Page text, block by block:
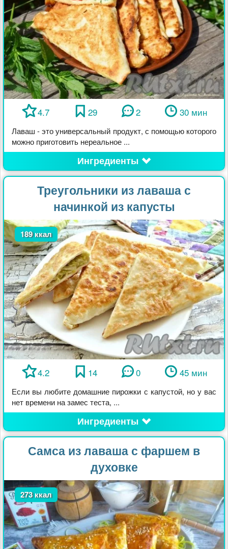
4.7 29 2 30 мин
Лаваш - это универсальный продукт, с помощью которого
можно приготовить нереальное ...
Ингредиенты
Треугольники из лаваша с
начинкой из капусты
189 ккал
4.2 14 0 45 мин
Если вы любите домашние пирожки с капустой, но у вас
нет времени на замес теста, ...
Ингредиенты
Самса из лаваша с фаршем в
духовке
273 ккал